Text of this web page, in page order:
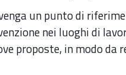
un punto di
nei luoghi di
proposte, in modo da